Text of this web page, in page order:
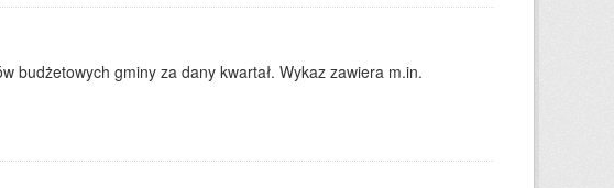
budżetowych gminy za dany kwartał. Wykaz zawiera m.in.